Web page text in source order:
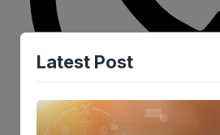
Latest Post